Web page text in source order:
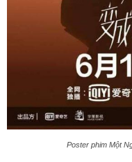
Poster phim Một